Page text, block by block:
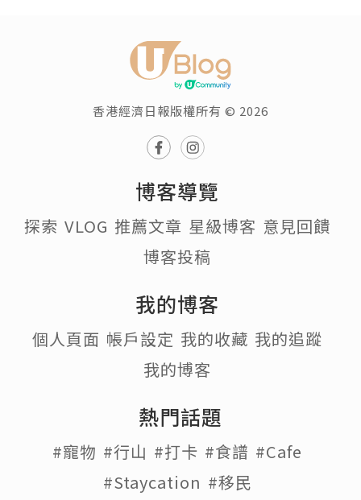
香港經濟日報版權所有 © 2026
博客導覽
探索 VLOG 推薦文章 星級博客 意見回饋
博客投稿
我的博客
個人頁面 帳戶設定 我的收藏 我的追蹤
我的博客
熱門話題
#寵物 #行山 #打卡 #食譜 #Cafe
#Staycation #移民